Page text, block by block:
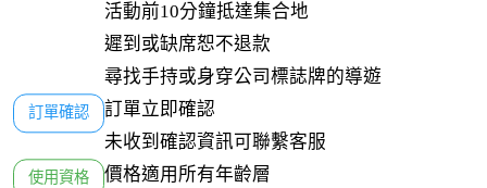
活動前10分鐘抵達集合地
遲到或缺席恕不退款
尋找手持或身穿公司標誌牌的導遊
訂單確認
訂單立即確認
未收到確認資訊可聯繫客服
使用資格
價格適用所有年齡層